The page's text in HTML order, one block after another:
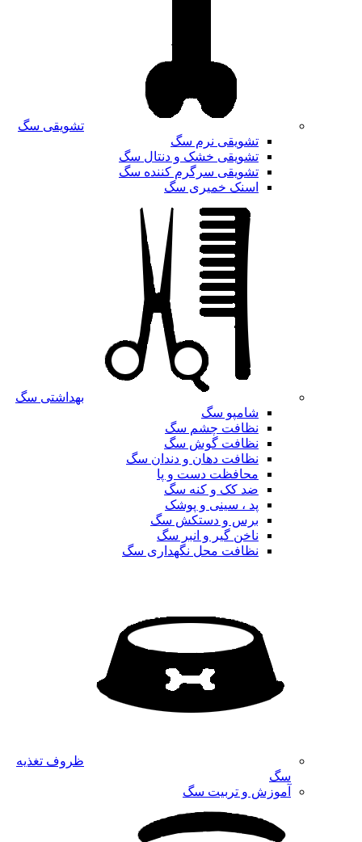
تشویقی سگ
تشویقی نرم سگ
تشویقی خشک و دنتال سگ
تشویقی سرگرم کننده سگ
اسنک خمیری سگ
بهداشتی سگ
شامپو سگ
نظافت چشم سگ
نظافت گوش سگ
نظافت دهان و دندان سگ
محافظت دست و پا
ضد کک و کنه سگ
پد ، سینی و پوشک
برس و دستکش سگ
ناخن گیر و انبر سگ
نظافت محل نگهداری سگ
ظروف تغذیه
سگ
آموزش و تربیت سگ